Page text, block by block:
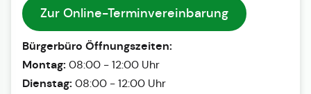
Zur Online-Terminvereinbarung
Bürgerbüro Öffnungszeiten:
Montag: 08:00 - 12:00 Uhr
Dienstag: 08:00 - 12:00 Uhr